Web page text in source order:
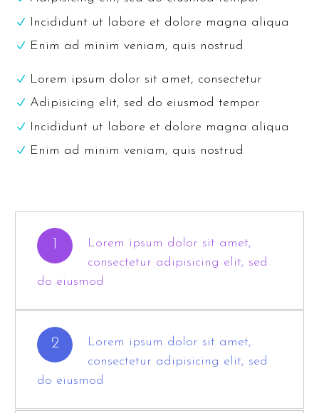
Incididunt ut labore et dolore magna aliqua
Enim ad minim veniam, quis nostrud
Lorem ipsum dolor sit amet, consectetur
Adipisicing elit, sed do eiusmod tempor
Incididunt ut labore et dolore magna aliqua
Enim ad minim veniam, quis nostrud
1
Lorem ipsum dolor sit amet,
consectetur adipisicing elit, sed
do eiusmod
2
Lorem ipsum dolor sit amet,
consectetur adipisicing elit, sed
do eiusmod